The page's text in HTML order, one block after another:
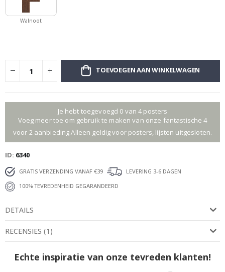
Walnoot
TOEVOEGEN AAN WINKELWAGEN
Je hebt toegevoegd 0 van 4 posters
Voeg meer toe om gebruik te maken van onze fantastische 4
voor 2 aanbieding.Alleen geldig voor posters, lijsten uitgesloten.
ID 6340
GRATIS VERZENDING VANAF €39
LEVERING 3-6 DAGEN
100% TEVREDENHEID GEGARANDEERD
DETAILS
RECENSIES (1 )
Echte inspiratie van onze tevreden klanten!